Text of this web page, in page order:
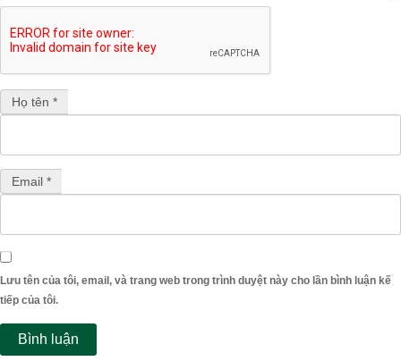
Họ tên *
Email *
Lưu tên của tôi, email, và trang web trong trình duyệt này cho lần bình luận kế
tiếp của tôi.